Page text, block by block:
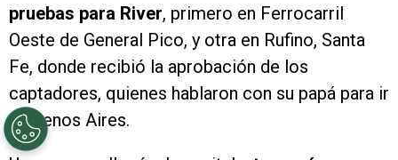
pruebas para River, primero en Ferrocarril
Oeste de General Pico, y otra en Rufino, Santa
Fe, donde recibió la aprobación de los
captadores, quienes hablaron con su papá para ir
a Buenos Aires.